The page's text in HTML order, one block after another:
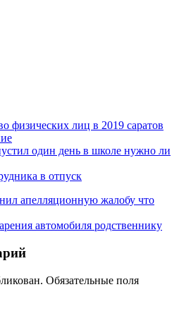
физических лиц в 2019 саратов
один день в школе нужно ли
в отпуск
апелляционную жалобу что
автомобиля родственнику
Обязательные поля